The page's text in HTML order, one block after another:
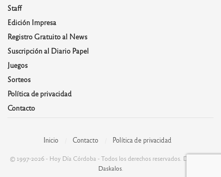
Staff
Edición Impresa
Registro Gratuito al News
Suscripción al Diario Papel
Juegos
Sorteos
Política de privacidad
Contacto
Inicio Contacto Política de privacidad
© 1997-2026 - Hoy Día Córdoba - Todos los derechos reservados. Desarrolla:
Daskalos.